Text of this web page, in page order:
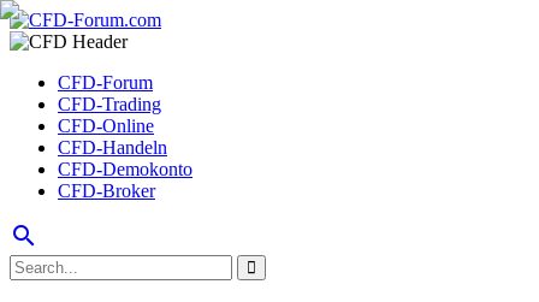
CFD-Forum
CFD-Trading
CFD-Online
CFD-Handeln
CFD-Demokonto
CFD-Broker
search